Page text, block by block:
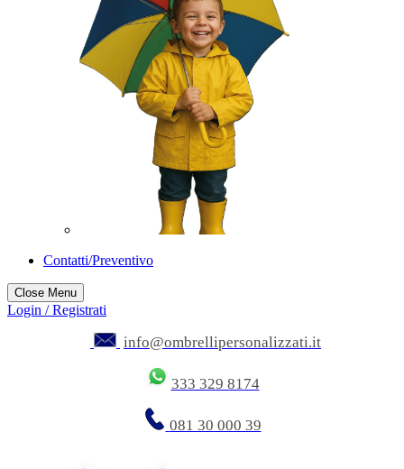
Contatti/Preventivo
Close Menu
Login / Registrati
info@ombrellipersonalizzati.it
333 329 8174
081 30 000 39